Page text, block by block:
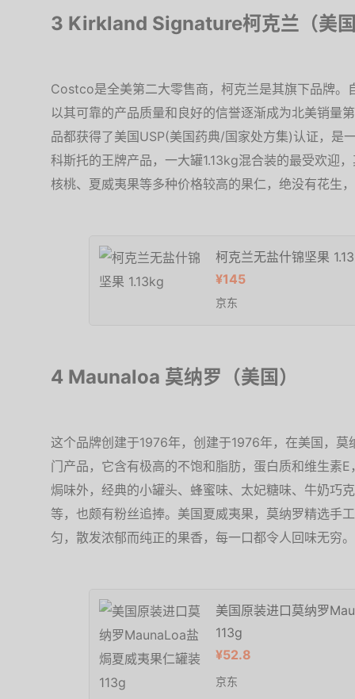
3 Kirkland Signature柯克兰（美
Costco是全美第二大零售商，柯克兰是其旗下品牌
以其可靠的产品质量和良好的信誉逐渐成为北美销量
品都获得了美国USP(美国药典/国家处方集)认证，是
科斯托的王牌产品，一大罐1.13kg混合装的最受欢迎
核桃、夏威夷果等多种价格较高的果仁，绝没有花生
柯克兰无盐什锦坚果
¥145
京东
4 Maunaloa 莫纳罗（美国）
这个品牌创建于1976年，创建于1976年，在美国，
门产品，它含有极高的不饱和脂肪，蛋白质和维生素
焗味外，经典的小罐头、蜂蜜味、太妃糖味、牛奶巧
等，也颇有粉丝追捧。美国夏威夷果，莫纳罗精选手
匀，散发浓郁而纯正的果香，每一口都令人回味无穷。
美国原装进口莫纳罗
113g
¥52.8
京东